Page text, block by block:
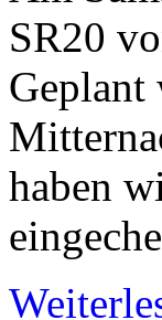
SR20
Geplant
haben